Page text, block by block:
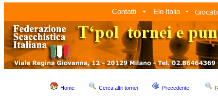
Contatti Elo Italia
Home Cerca altri tornei Precedente